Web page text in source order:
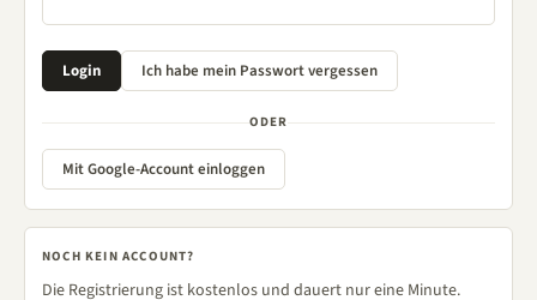
ODER
Mit Google-Account einloggen
NOCH KEIN ACCOUNT?
Die Registrierung ist kostenlos und dauert nur eine Minute.